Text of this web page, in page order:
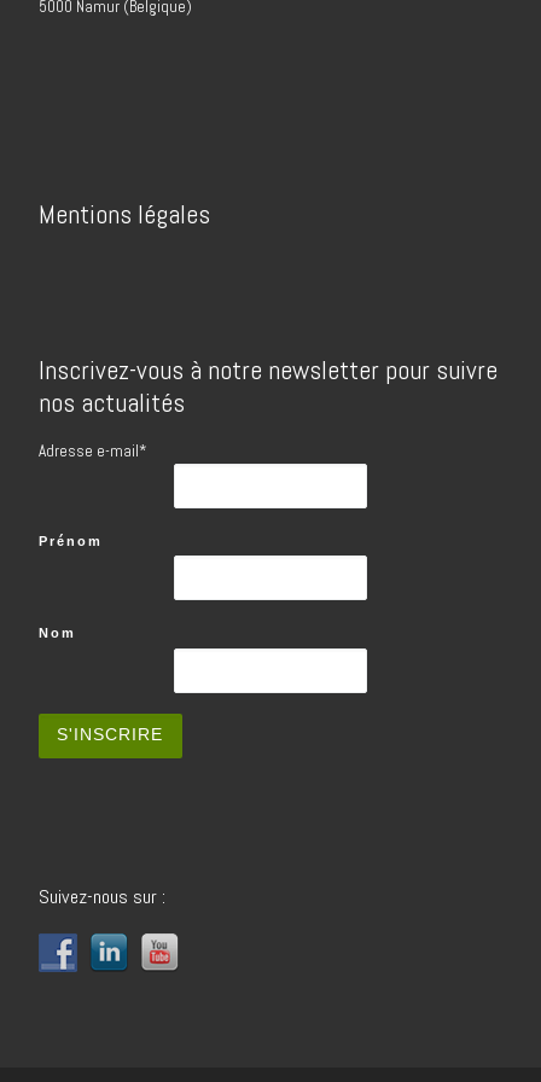
5000 Namur (Belgique)
Mentions légales
Inscrivez-vous à notre newsletter pour suivre
nos actualités
Adresse e-mail*
Prénom
Nom
Suivez-nous sur :